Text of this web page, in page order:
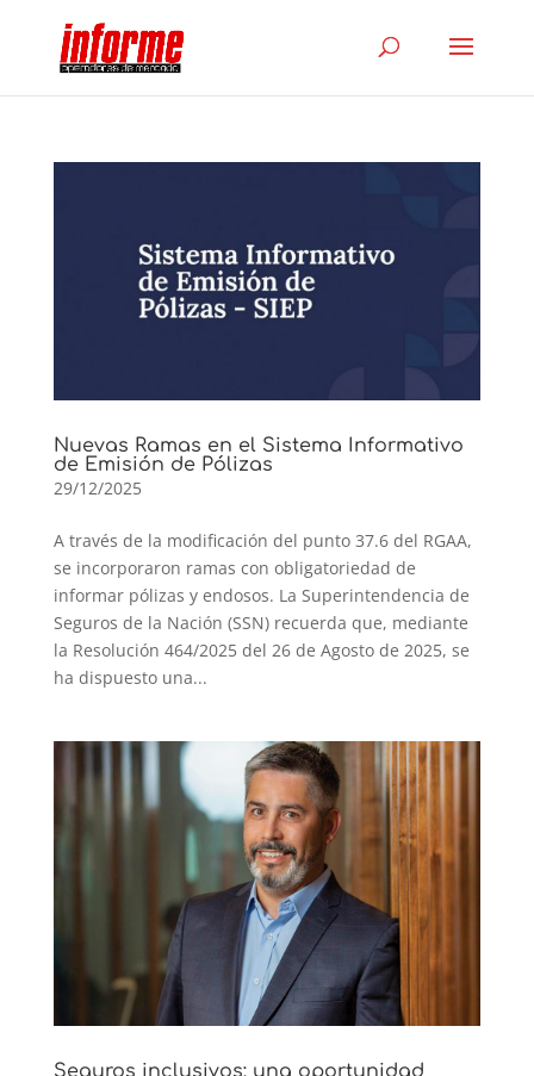
Nuevas Ramas en el Sistema Informativo
de Emisión de Pólizas
29/12/2025
A través de la modificación del punto 37.6 del RGAA,
se incorporaron ramas con obligatoriedad de
informar pólizas y endosos. La Superintendencia de
Seguros de la Nación (SSN) recuerda que, mediante
la Resolución 464/2025 del 26 de Agosto de 2025, se
ha dispuesto una...
Seguros inclusivos: una oportunidad